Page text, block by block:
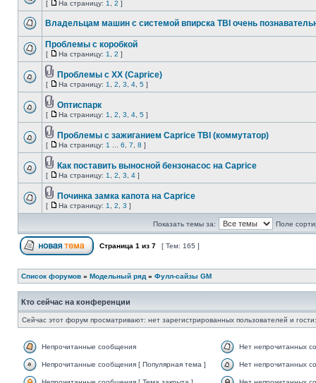
[ На страницу: 1 2 ]
Владельцам машин с системой впирска TBI очень
Проблемы с коробкой
[ На страницу: 1 2 ]
Проблемы с ХХ (Caprice)
[ На страницу: 1 2 3 4 5 ]
Оптиспарк
[ На страницу: 1 2 3 4 5 ]
Проблемы с зажиганием Caprice TBI (коммутатор)
[ На страницу: 1 6 7 8 ]
Как поставить выносной бензонасос на Caprice
[ На страницу: 1 2 3 4 ]
Починка замка капота на Caprice
[ На страницу: 1 2 3 ]
Показать темы за: Поле
Страница 1 из 7 [ Тем: 165 ]
Список форумов » Модельный ряд » Фулл-сайзы GM
Кто сейчас на конференции
Сейчас этот форум просматривают: нет зарегистрированных пользователей и
Непрочитанные сообщения Нет непрочитанных
Непрочитанные сообщения [ Популярная тема ] Нет непрочитанных